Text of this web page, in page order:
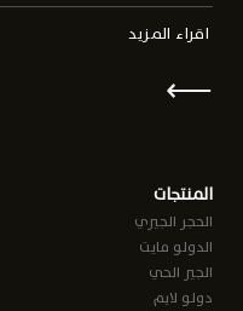
اقراء المزيد
⟵
المنتجات
الحجر الجيري
الدولو مايت
الجير الحي
دولو لايم